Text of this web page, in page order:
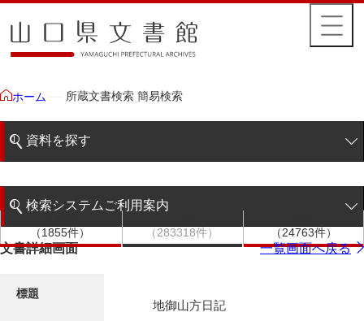
ホーム 所蔵文書検索 簡易検索
資料を探す
階層検索
検索システムご利用案内
検索システムの利用について
（1855件）
（283318件）
（24763件）
文書詳細画面 一覧画面へ戻る
標題
地御山方日記